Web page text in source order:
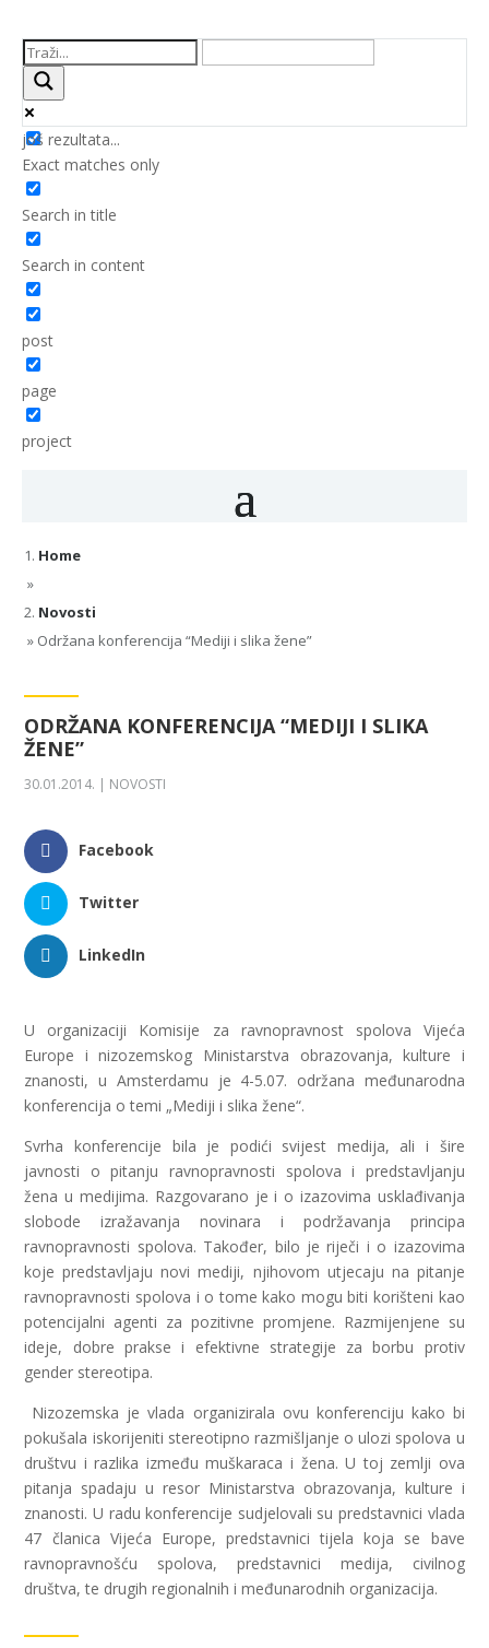
još rezultata...
Exact matches only
Search in title
Search in content
post
page
project
Home
»
Novosti
» Održana konferencija “Mediji i slika žene”
ODRŽANA KONFERENCIJA “MEDIJI I SLIKA
ŽENE”
30.01.2014. | NOVOSTI
Facebook
Twitter
LinkedIn
U organizaciji Komisije za ravnopravnost spolova Vijeća
Europe i nizozemskog Ministarstva obrazovanja, kulture i
znanosti, u Amsterdamu je 4-5.07. održana međunarodna
konferencija o temi „Mediji i slika žene“.
Svrha konferencije bila je podići svijest medija, ali i šire
javnosti o pitanju ravnopravnosti spolova i predstavljanju
žena u medijima. Razgovarano je i o izazovima usklađivanja
slobode izražavanja novinara i podržavanja principa
ravnopravnosti spolova. Također, bilo je riječi i o izazovima
koje predstavljaju novi mediji, njihovom utjecaju na pitanje
ravnopravnosti spolova i o tome kako mogu biti korišteni kao
potencijalni agenti za pozitivne promjene. Razmijenjene su
ideje, dobre prakse i efektivne strategije za borbu protiv
gender stereotipa.
Nizozemska je vlada organizirala ovu konferenciju kako bi
pokušala iskorijeniti stereotipno razmišljanje o ulozi spolova u
društvu i razlika između muškaraca i žena. U toj zemlji ova
pitanja spadaju u resor Ministarstva obrazovanja, kulture i
znanosti. U radu konferencije sudjelovali su predstavnici vlada
47 članica Vijeća Europe, predstavnici tijela koja se bave
ravnopravnošću spolova, predstavnici medija, civilnog
društva, te drugih regionalnih i međunarodnih organizacija.